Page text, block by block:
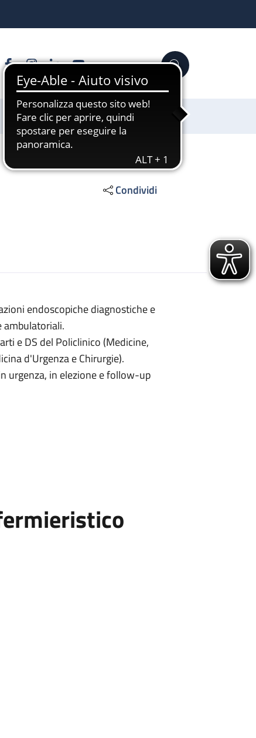
FacebookInstagram
LinkedinYouTube Cerca
Sostienici
Condividi
endoscopiche diagnostiche e
ambulatoriali.
e DS del Policlinico (Medicine,
d'Urgenza e Chirurgie).
urgenza, in elezione e follow-up